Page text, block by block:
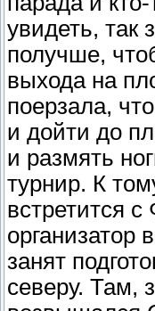
увидеть, так
получше,
выхода на
поерзала,
и дойти до
и размять
турнир. К
встретится
организатор
занят
северу. Там,